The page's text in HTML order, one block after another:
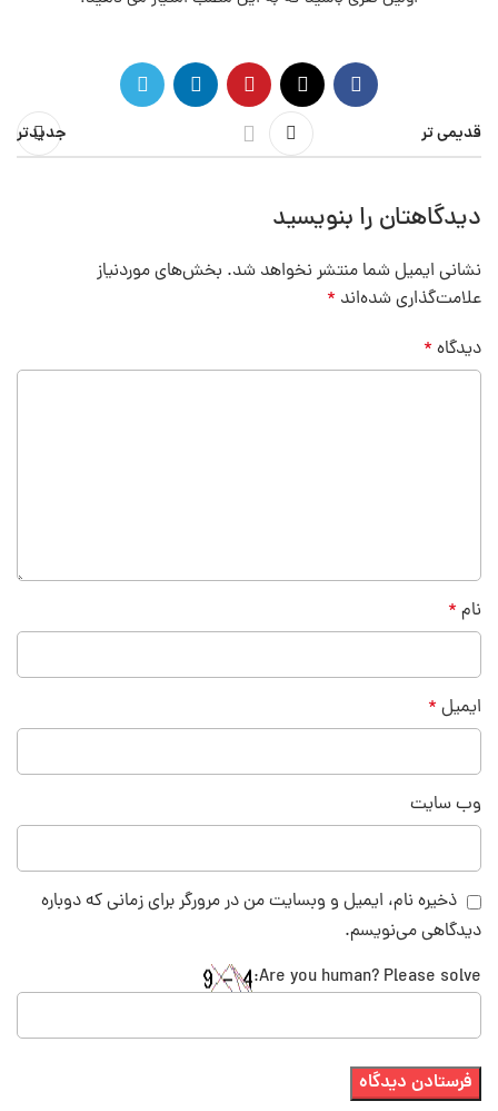
جدیدتر قدیمی تر
دیدگاهتان را بنویسید
نشانی ایمیل شما منتشر نخواهد شد. بخش‌های موردنیاز
علامت‌گذاری شده‌اند *
دیدگاه *
نام *
ایمیل *
وب‌ سایت
ذخیره نام، ایمیل و وبسایت من در مرورگر برای زمانی که دوباره
دیدگاهی می‌نویسم.
Are you human? Please solve: